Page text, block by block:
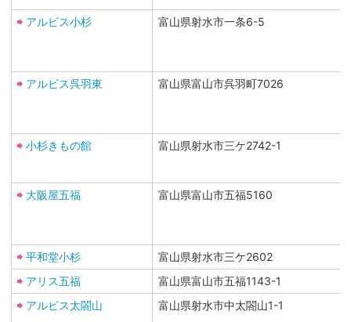
アルビス小杉 富山県射水市一条6-5
アルビス呉羽東 富山県富山市呉羽町7026
小杉きもの館 富山県射水市三ケ2742-1
大阪屋五福 富山県富山市五福5160
平和堂小杉
富山県射水市三ケ2602
アリス五福
富山県富山市五福1143-1
アルビス太閤山
富山県射水市中太閤山1-1